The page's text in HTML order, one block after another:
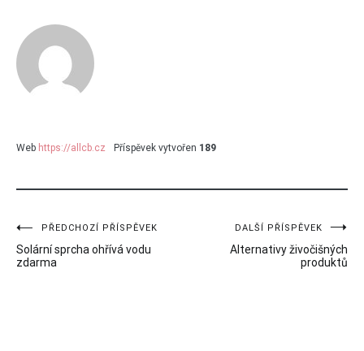
Web https://allcb.cz Příspěvek vytvořen 189
Navigace
pro
PŘEDCHOZÍ PŘÍSPĚVEK
Solární sprcha ohřívá vodu
zdarma
DALŠÍ PŘÍSPĚVEK
Alternativy živočišných
produktů